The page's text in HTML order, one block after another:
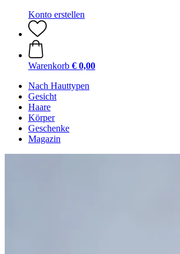
Konto erstellen
Warenkorb € 0,00
Nach Hauttypen
Gesicht
Haare
Körper
Geschenke
Magazin